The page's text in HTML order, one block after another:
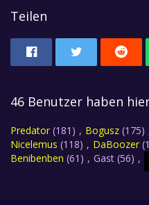
Teilen
46 Benutzer haben
Predator (181) Bogusz (175)
Nicelemus (118) DaBoozer
Benibenben (61) Gast (56)